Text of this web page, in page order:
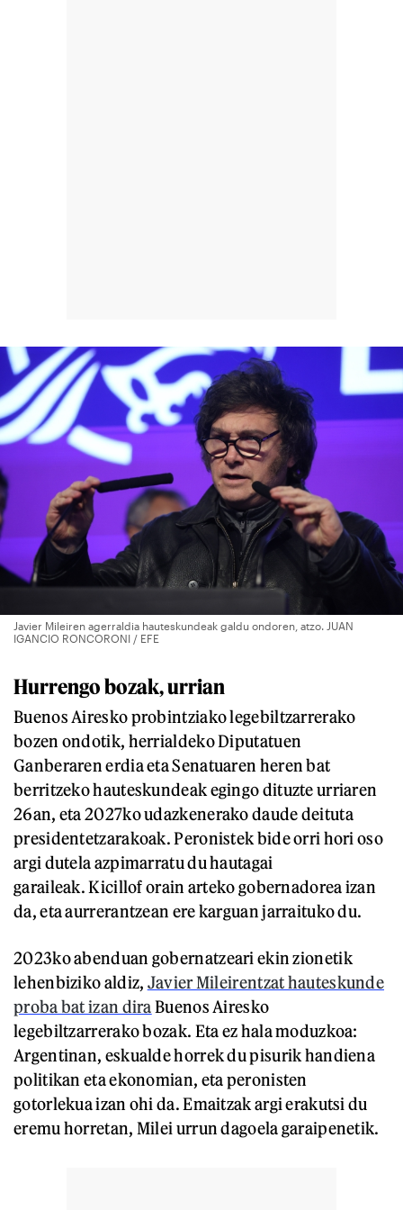
Javier Mileiren agerraldia hauteskundeak galdu ondoren, atzo. JUAN
IGANCIO RONCORONI / EFE
Hurrengo bozak, urrian
Buenos Airesko probintziako legebiltzarrerako
bozen ondotik, herrialdeko Diputatuen
Ganberaren erdia eta Senatuaren heren bat
berritzeko hauteskundeak egingo dituzte urriaren
26an, eta 2027ko udazkenerako daude deituta
presidentetzarakoak. Peronistek bide orri hori oso
argi dutela azpimarratu du hautagai
garaileak. Kicillof orain arteko gobernadorea izan
da, eta aurrerantzean ere karguan jarraituko du.
2023ko abenduan gobernatzeari ekin zionetik
lehenbiziko aldiz, Javier Mileirentzat hauteskunde
proba bat izan diraBuenos Airesko
legebiltzarrerako bozak. Eta ez hala moduzkoa:
Argentinan, eskualde horrek du pisurik handiena
politikan eta ekonomian, eta peronisten
gotorlekua izan ohi da. Emaitzak argi erakutsi du
eremu horretan, Milei urrun dagoela garaipenetik.